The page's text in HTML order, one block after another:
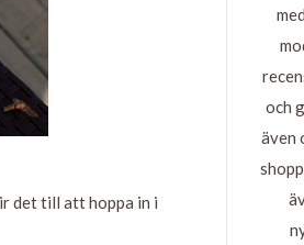
det till att hoppa in i
och
även